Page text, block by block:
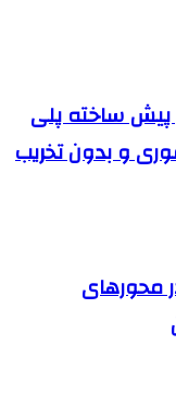
پیش ساخته پلی
و بدون تخریب
تردد در محورهای